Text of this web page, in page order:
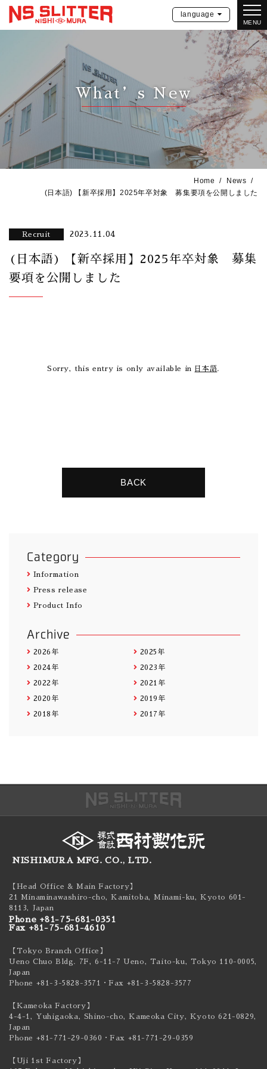
MENU
language
What’s New
Home
News
(日本語) 【新卒採用】2025年卒対象 募集要項を公開しました
Recruit 2023.11.04
(日本語) 【新卒採用】2025年卒対象 募集
要項を公開しました
Sorry, this entry is only available in 日本語.
BACK
Category
Information
Press release
Product Info
Archive
2026年 2025年
2024年 2023年
2022年 2021年
2020年 2019年
2018年 2017年
NISHIMURA MFG. CO., LTD.
【Head Office & Main Factory】
21 Minaminawashiro-cho, Kamitoba, Minami-ku,Kyoto 601-
8113, Japan
Phone +81-75-681-0351
Fax +81-75-681-4610
【Tokyo Branch Office】
Ueno Chuo Bldg. 7F, 6-11-7 Ueno, Taito-ku, Tokyo 110-0005,
Japan
Phone +81-3-5828-3571
・Fax +81-3-5828-3577
【Kameoka Factory】
4-4-1, Yuhigaoka, Shino-cho, Kameoka City, Kyoto 621-0829,
Japan
Phone +81-771-29-0360 ・Fax +81-771-29-0359
【Uji 1st Factory】